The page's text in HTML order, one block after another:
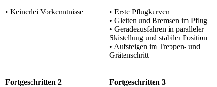
• Keinerlei Vorkenntnisse
• Erste Pflugkurven
• Gleiten und Bremsen im Pflug
• Geradeausfahren in paralleler
Skistellung und stabiler Position
• Aufsteigen im Treppen- und
Grätenschritt
Fortgeschritten 2
Fortgeschritten 3